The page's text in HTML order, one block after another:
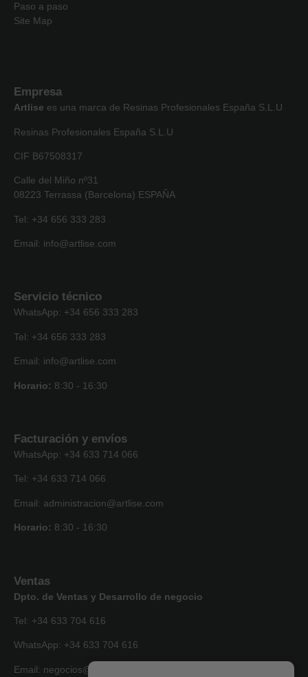
Paso a paso
Site Map
Empresa
Artlise es una marca de Resinas Profesionales España S.L.U
Resinas Profesionales España S.L.U
CIF B67508317
Calle del Miño nº31
08223 Terrassa (Barcelona) ESPAÑA
Tel: +34 656 333 283
Email: info@artlise.com
Servicio técnico
WhatsApp: +34 656 333 283
Tel: +34 656 333 283
Email: info@artlise.com
Horario: 8:30 - 16:30
Facturación y envíos
WhatsApp: +34 633 714 066
Tel: +34 633 714 066
Email: administracion@artlise.com
Horario: 8:30 - 16:30
Ventas
Dpto. de Ventas y Desarrollo de negocio
Tel: +34 633 704 616
WhatsApp: +34 633 704 616
Email: negocios@artlise.com